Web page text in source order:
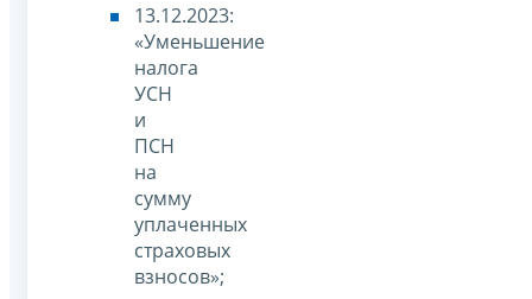
13.12.2023:
«Уменьшение
налога
УСН
и
ПСН
на
сумму
уплаченных
страховых
взносов»;